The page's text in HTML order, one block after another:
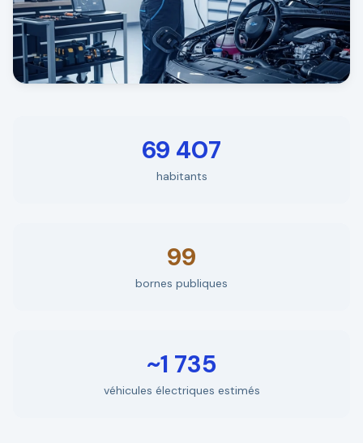
69 407
habitants
99
bornes publiques
~1 735
véhicules électriques estimés